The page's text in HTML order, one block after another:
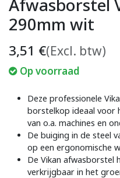
Afwasborstel
290mm wit
3,51 €(Excl. btw)
Op voorraad
Deze professionele
borstelkop ideaal voor
van o.a. machines en
De buiging in de steel
op een ergonomische
De Vikan afwasborstel
verkrijgbaar in het